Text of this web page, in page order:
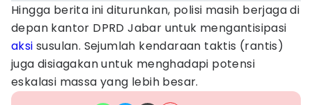
Hingga berita ini diturunkan, polisi masih berjaga di
depan kantor DPRD Jabar untuk mengantisipasi
aksi susulan. Sejumlah kendaraan taktis (rantis)
juga disiagakan untuk menghadapi potensi
eskalasi massa yang lebih besar.